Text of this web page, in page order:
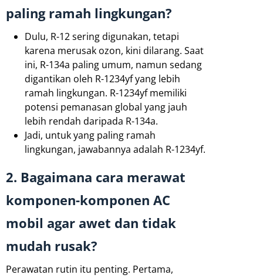
paling ramah lingkungan?
Dulu, R-12 sering digunakan, tetapi
karena merusak ozon, kini dilarang. Saat
ini, R-134a paling umum, namun sedang
digantikan oleh R-1234yf yang lebih
ramah lingkungan. R-1234yf memiliki
potensi pemanasan global yang jauh
lebih rendah daripada R-134a.
Jadi, untuk yang paling ramah
lingkungan, jawabannya adalah R-1234yf.
2. Bagaimana cara merawat
komponen-komponen AC
mobil agar awet dan tidak
mudah rusak?
Perawatan rutin itu penting. Pertama,